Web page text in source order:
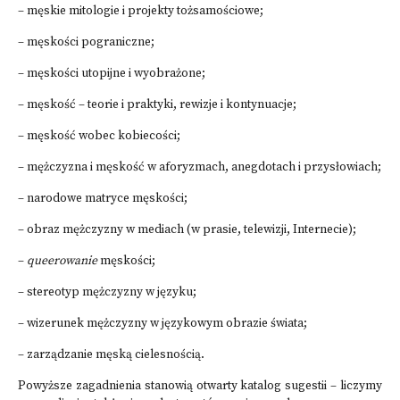
– męskie mitologie i projekty tożsamościowe;
– męskości pograniczne;
– męskości utopijne i wyobrażone;
– męskość – teorie i praktyki, rewizje i kontynuacje;
– męskość wobec kobiecości;
– mężczyzna i męskość w aforyzmach, anegdotach i przysłowiach;
– narodowe matryce męskości;
– obraz mężczyzny w mediach (w prasie, telewizji, Internecie);
– queerowaniemęskości;
– stereotyp mężczyzny w języku;
– wizerunek mężczyzny w językowym obrazie świata;
– zarządzanie męską cielesnością.
Powyższe zagadnienia stanowią otwarty katalog sugestii – liczymy